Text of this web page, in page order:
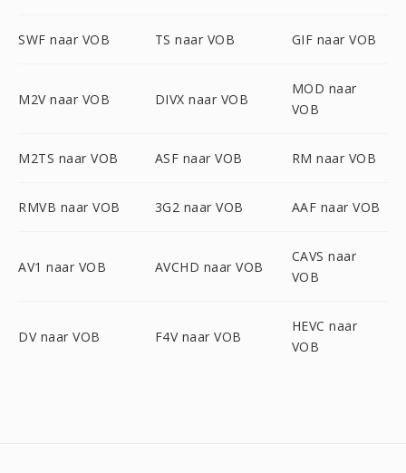
SWF naar VOB TS naar VOB GIF naar VOB
M2V naar VOB DIVX naar VOB
MOD naar
VOB
M2TS naar VOB ASF naar VOB RM naar VOB
RMVB naar VOB 3G2 naar VOB AAF naar VOB
AV1 naar VOB AVCHD naar VOB
CAVS naar
VOB
DV naar VOB F4V naar VOB
HEVC naar
VOB